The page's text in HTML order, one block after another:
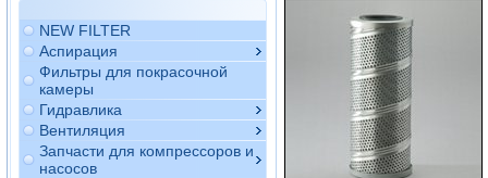
NEW FILTER
Аспирация
Фильтры для покрасочной
камеры
Гидравлика
Вентиляция
Запчасти для компрессоров и
насосов